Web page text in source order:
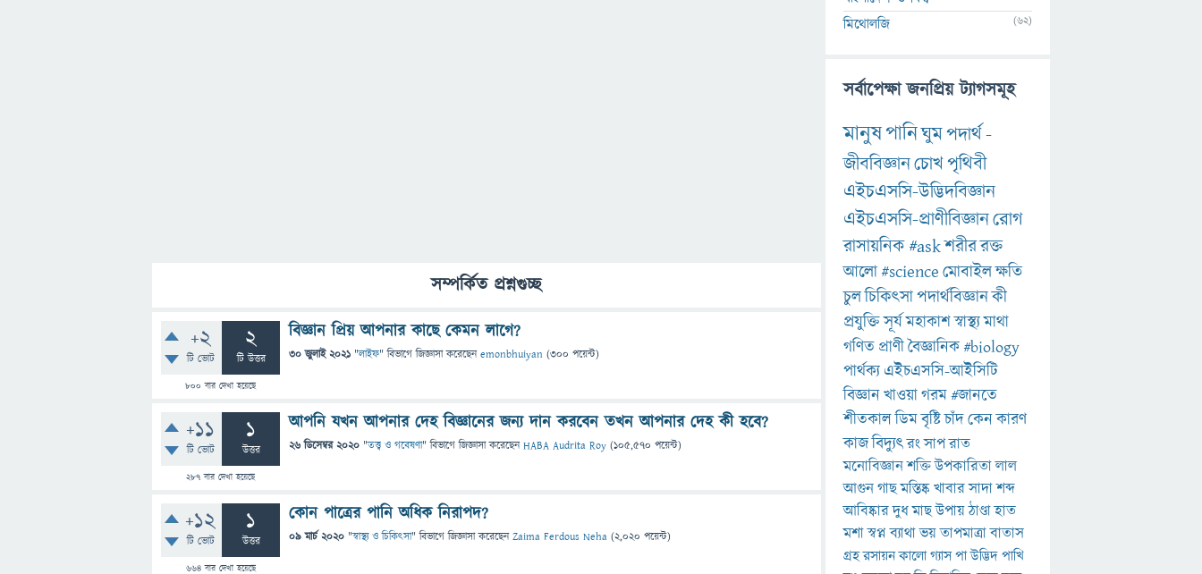
সম্পর্কিত প্রশ্নগুচ্ছ
+2
টি ভোট
2
টি উত্তর
800 বার দেখা হয়েছে
বিজ্ঞান প্রিয় আপনার কাছে কেমন লাগে?
30 জুলাই 2021 "লাইফ" বিভাগে জিজ্ঞাসাকরেছেনemonbhuiyan (300 পয়েন্ট)
+11
টি ভোট
1
উত্তর
287 বার দেখা হয়েছে
আপনি যখন আপনার দেহ বিজ্ঞানের জন্য দান করবেন তখন আপনার দেহ কী হবে?
26 ডিসেম্বর 2020 "তত্ত্ব ও গবেষণা" বিভাগে জিজ্ঞাসাকরেছেনHABA Audrita Roy (105,570 পয়েন্ট)
+12
টি ভোট
1
উত্তর
664বার দেখা হয়েছে
কোন পাত্রের পানি অধিক নিরাপদ?
09 মার্চ 2020 "স্বাস্থ্য ও চিকিৎসা" বিভাগে জিজ্ঞাসাকরেছেনZaima Ferdous Neha (2,020 পয়েন্ট)
মিথোলজি (62)
সর্বাপেক্ষা জনপ্রিয় ট্যাগসমূহ
মানুষপানিঘুমপদার্থ-
জীববিজ্ঞানচোখপৃথিবী
এইচএসসি-উদ্ভিদবিজ্ঞান
এইচএসসি-প্রাণীবিজ্ঞানরোগ
রাসায়নিক#askশরীররক্ত
আলো#scienceমোবাইলক্ষতি
চুলচিকিৎসাপদার্থবিজ্ঞানকী
প্রযুক্তিসূর্যমহাকাশস্বাস্থ্যমাথা
গণিত প্রাণীবৈজ্ঞানিক#biology
পার্থক্য এইচএসসি-আইসিটি
বিজ্ঞানখাওয়াগরম#জানতে
শীতকালডিমবৃষ্টিচাঁদকেনকারণ
কাজবিদ্যুৎরংসাপরাত
মনোবিজ্ঞানশক্তিউপকারিতালাল
আগুনগাছমস্তিষ্কখাবারসাদাশব্দ
আবিষ্কারদুধমাছউপায়ঠাণ্ডাহাত
মশাস্বপ্নব্যাথাভয়তাপমাত্রাবাতাস
গ্রহরসায়নকালোগ্যাসপাউদ্ভিদপাখি